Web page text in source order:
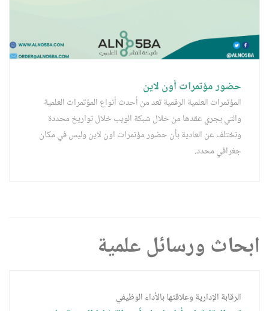
حضور مؤتمرات أون لاين
المؤتمرات العلمية الرقمية تعد من أحدث أنواع المؤتمرات العلمية
والتي يجري عقدها من خلال شبكة الويب خلال تواريخ محددة
وتختلف عن العادية بأن حضور مؤتمرات اون لاين وليس في مكان
جغرافي محدد.
ابحاث ورسائل علمية
الرقابة الإدارية وعلاقتها بالأداء الوظيفي